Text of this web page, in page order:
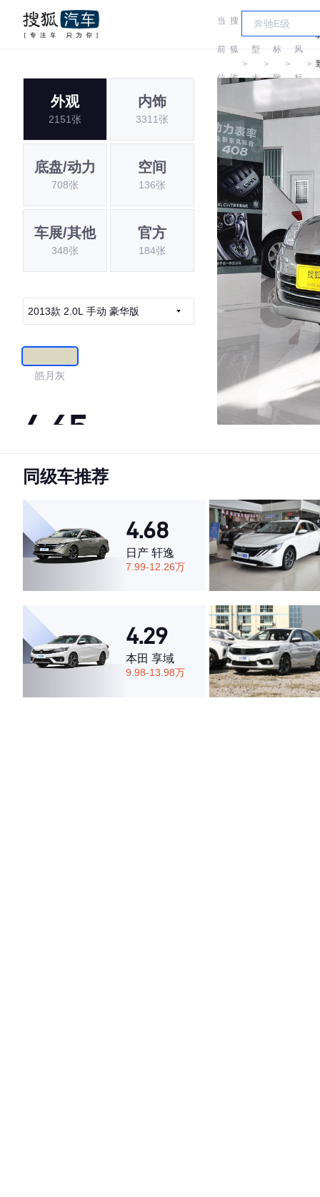
当
前
位
搜
狐
汽
＞
车
型
大
全
＞
标
致
＞
风
标
致
＞
外观
2151张
内饰
3311张
底盘/动力
708张
空间
136张
车展/其他
348张
官方
184张
2013款 2.0L 手动 豪华版
皓月灰
4.65
·外观表现一般，低于61%同级车
·空间表现较为优秀，优于71%同级车
同级车推荐
4.68
日产 轩逸
7.99-12.26万
4.29
本田 享域
9.98-13.98万